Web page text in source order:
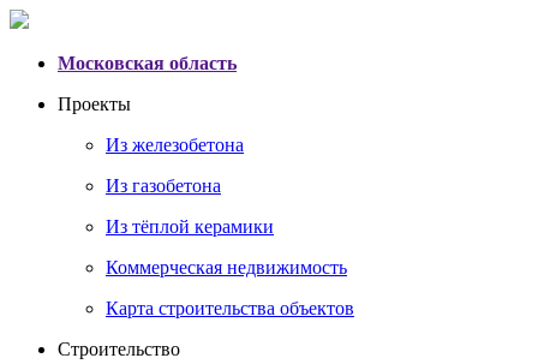
Московская область
Проекты
Из железобетона
Из газобетона
Из тёплой керамики
Коммерческая недвижимость
Карта строительства объектов
Строительство